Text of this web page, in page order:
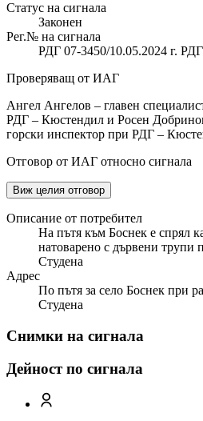
Статус на сигнала
Законен
Рег.№ на сигнала
РДГ 07-3450/10.05.2024 г.
Проверяващ от ИАГ
Ангел Ангелов – главен
РДГ – Кюстендил и Росен
горски инспектор при РДГ –
Отговор от ИАГ относно сигнала
Виж целия отговор
Описание от потребител
На пътя към Боснек е спрял
натоварено с дървени трупи
Студена
Адрес
По пътя за село Боснек при
Студена
Снимки на сигнала
Дейност по сигнала